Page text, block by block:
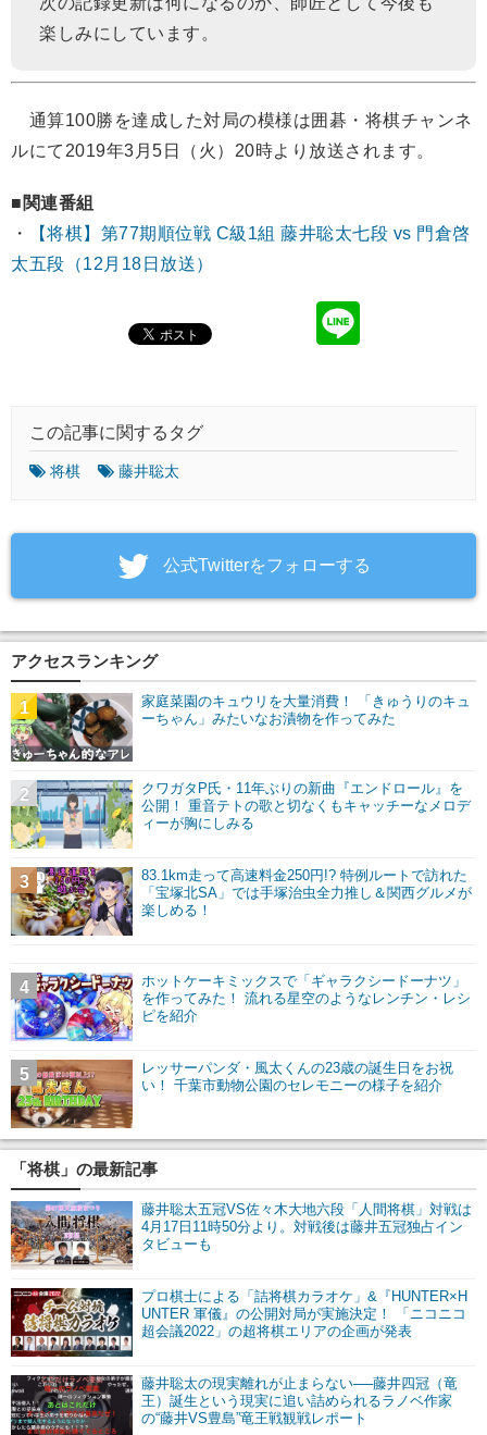
楽しみにしています。
通算100勝を達成した対局の模様は囲碁・将棋チャンネ
ルにて2019年3月5日（火）20時より放送されます。
■関連番組
・
【将棋】第77期順位戦 C級1組 藤井聡太七段 vs 門倉啓
太五段（12月18日放送）
この記事に関するタグ
将棋 藤井聡太
‎公式Twitterをフォローする
アクセスランキング
家庭菜園のキュウリを大量消費！ 「きゅうりのキュ
ーちゃん」みたいなお漬物を作ってみた
1
クワガタP氏・11年ぶりの新曲『エンドロール』を
公開！ 重音テトの歌と切なくもキャッチーなメロデ
ィーが胸にしみる
2
83.1km走って高速料金250円!? 特例ルートで訪れた
「宝塚北SA」では手塚治虫全力推し＆関西グルメが
楽しめる！
3
ホットケーキミックスで「ギャラクシードーナツ」
を作ってみた！ 流れる星空のようなレンチン・レシ
ピを紹介
4
レッサーパンダ・風太くんの23歳の誕生日をお祝
い！ 千葉市動物公園のセレモニーの様子を紹介
5
「将棋」の最新記事
藤井聡太五冠VS佐々木大地六段「人間将棋」対戦は
4月17日11時50分より。対戦後は藤井五冠独占イン
タビューも
プロ棋士による「詰将棋カラオケ」&『HUNTER×H
UNTER 軍儀』の公開対局が実施決定！ 「ニコニコ
超会議2022」の超将棋エリアの企画が発表
藤井聡太の現実離れが止まらない──藤井四冠（竜
王）誕生という現実に追い詰められるラノベ作家
の“藤井VS豊島”竜王戦観戦レポート